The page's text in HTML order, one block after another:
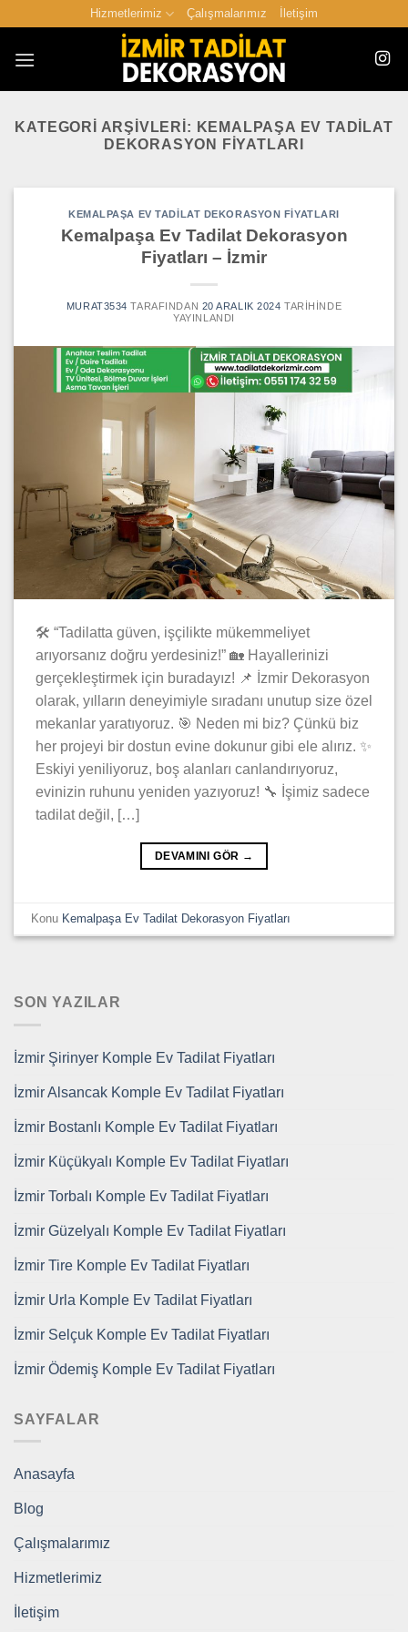
Hizmetlerimiz Çalışmalarımız İletişim
KATEGORI ARŞIVLERI: KEMALPAŞA EV TADILAT
DEKORASYON FIYATLARI
KEMALPAŞA EV TADILAT DEKORASYON FIYATLARI
Kemalpaşa Ev Tadilat Dekorasyon
Fiyatları – İzmir
MURAT3534 TARAFINDAN 20 ARALIK 2024 TARIHINDE
YAYINLANDI
🛠️ “Tadilatta güven, işçilikte mükemmeliyet
arıyorsanız doğru yerdesiniz!” 🏡 Hayallerinizi
gerçekleştirmek için buradayız! 📌 İzmir Dekorasyon
olarak, yılların deneyimiyle sıradanı unutup size özel
mekanlar yaratıyoruz. 🎯 Neden mi biz? Çünkü biz
her projeyi bir dostun evine dokunur gibi ele alırız. ✨
Eskiyi yeniliyoruz, boş alanları canlandırıyoruz,
evinizin ruhunu yeniden yazıyoruz! 🔧 İşimiz sadece
tadilat değil, […]
DEVAMINI GÖR →
Konu Kemalpaşa Ev Tadilat Dekorasyon Fiyatları
SON YAZILAR
İzmir Şirinyer Komple Ev Tadilat Fiyatları
İzmir Alsancak Komple Ev Tadilat Fiyatları
İzmir Bostanlı Komple Ev Tadilat Fiyatları
İzmir Küçükyalı Komple Ev Tadilat Fiyatları
İzmir Torbalı Komple Ev Tadilat Fiyatları
İzmir Güzelyalı Komple Ev Tadilat Fiyatları
İzmir Tire Komple Ev Tadilat Fiyatları
İzmir Urla Komple Ev Tadilat Fiyatları
İzmir Selçuk Komple Ev Tadilat Fiyatları
İzmir Ödemiş Komple Ev Tadilat Fiyatları
SAYFALAR
Anasayfa
Blog
Çalışmalarımız
Hizmetlerimiz
İletişim